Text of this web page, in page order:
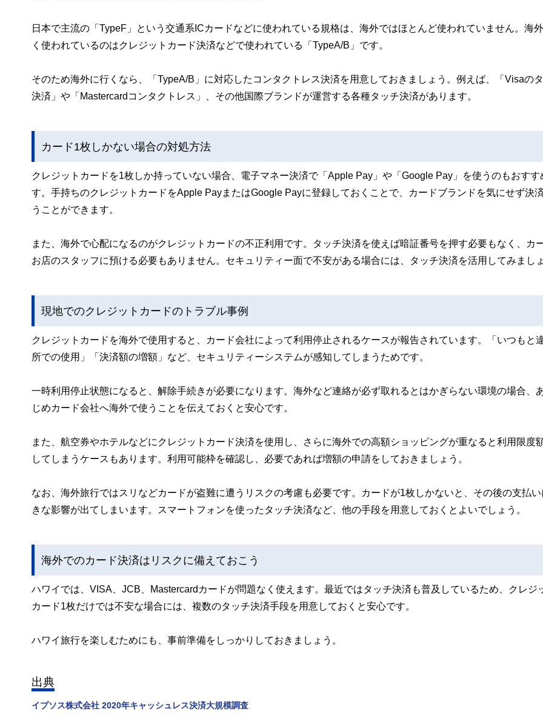
日本で主流の「TypeF」という交通系ICカードなどに使われている規格は、海外ではほとんど使われていません。海
く使われているのはクレジットカード決済などで使われている「TypeA/B」です。
そのため海外に行くなら、「TypeA/B」に対応したコンタクトレス決済を用意しておきましょう。例えば、「Visaの
決済」や「Mastercardコンタクトレス」、その他国際ブランドが運営する各種タッチ決済があります。
カード1枚しかない場合の対処方法
クレジットカードを1枚しか持っていない場合、電子マネー決済で「Apple Pay」や「Google Pay」を使うのもおすす
す。手持ちのクレジットカードをApple PayまたはGoogle Payに登録しておくことで、カードブランドを気にせず決
うことができます。
また、海外で心配になるのがクレジットカードの不正利用です。タッチ決済を使えば暗証番号を押す必要もなく、カ
お店のスタッフに預ける必要もありません。セキュリティー面で不安がある場合には、タッチ決済を活用してみましょ
現地でのクレジットカードのトラブル事例
クレジットカードを海外で使用すると、カード会社によって利用停止されるケースが報告されています。「いつもと
所での使用」「決済額の増額」など、セキュリティーシステムが感知してしまうためです。
一時利用停止状態になると、解除手続きが必要になります。海外など連絡が必ず取れるとはかぎらない環境の場合、
じめカード会社へ海外で使うことを伝えておくと安心です。
また、航空券やホテルなどにクレジットカード決済を使用し、さらに海外での高額ショッピングが重なると利用限度
してしまうケースもあります。利用可能枠を確認し、必要であれば増額の申請をしておきましょう。
なお、海外旅行ではスリなどカードが盗難に遭うリスクの考慮も必要です。カードが1枚しかないと、その後の支払い
きな影響が出てしまいます。スマートフォンを使ったタッチ決済など、他の手段を用意しておくとよいでしょう。
海外でのカード決済はリスクに備えておこう
ハワイでは、VISA、JCB、Mastercardカードが問題なく使えます。最近ではタッチ決済も普及しているため、クレジ
カード1枚だけでは不安な場合には、複数のタッチ決済手段を用意しておくと安心です。
ハワイ旅行を楽しむためにも、事前準備をしっかりしておきましょう。
出典
イプソス株式会社 2020年キャッシュレス決済大規模調査